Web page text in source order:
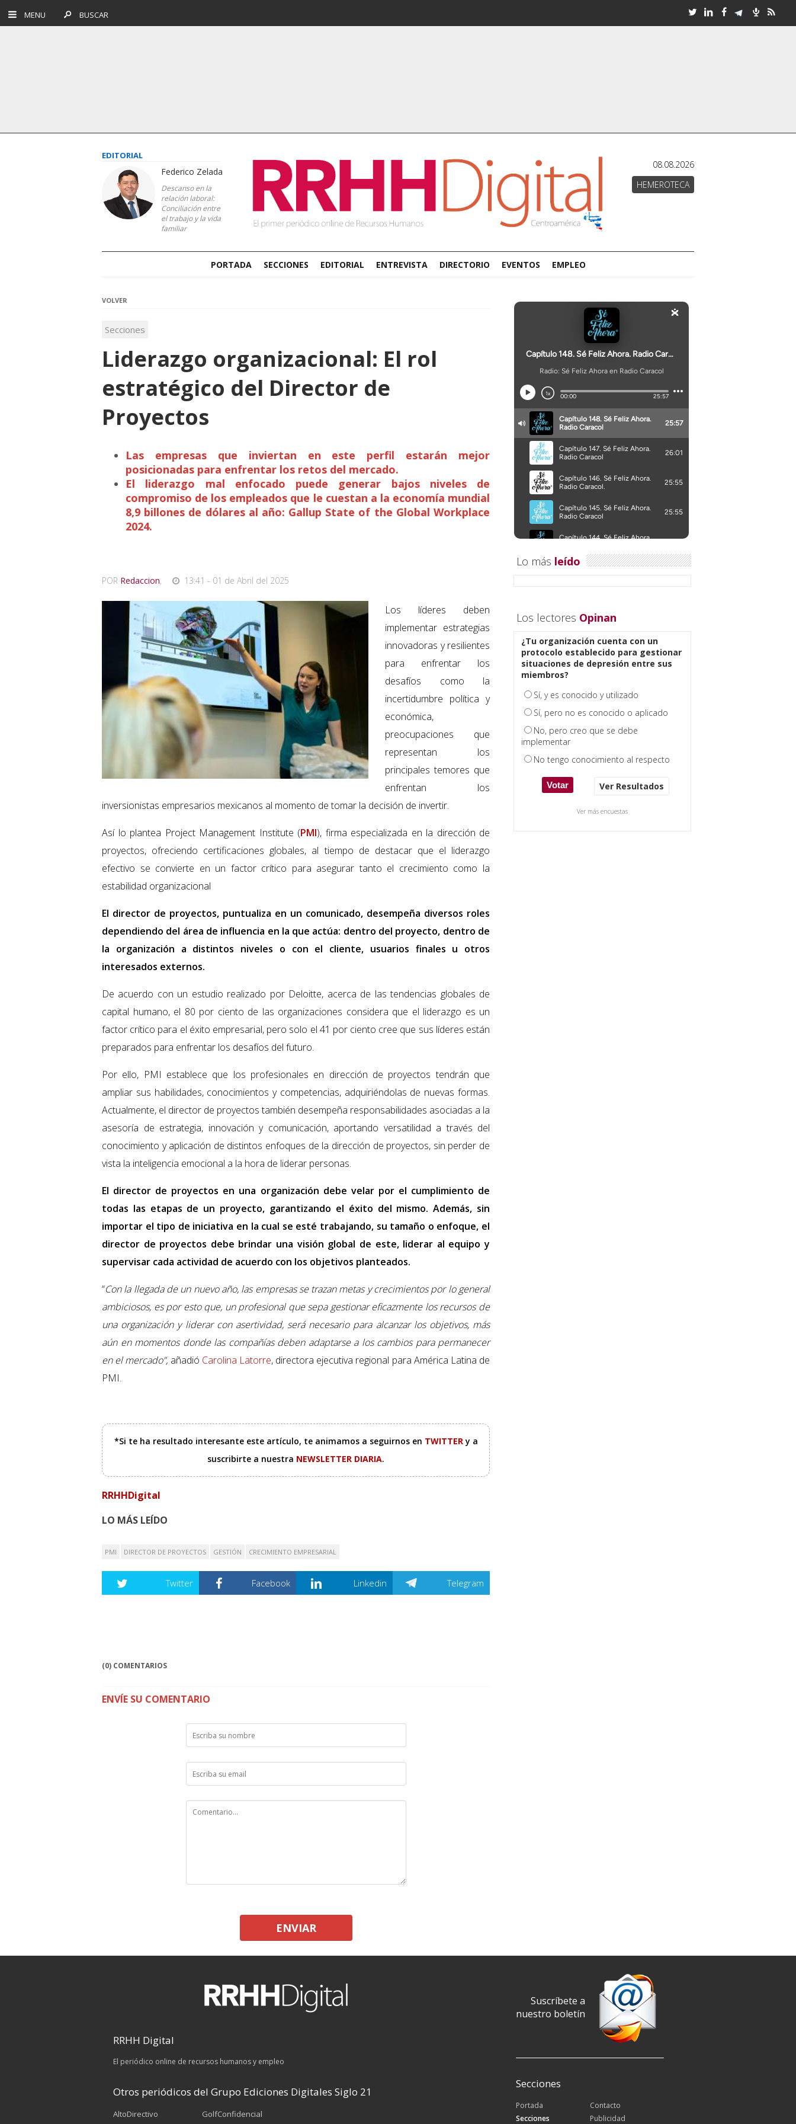
MENU BUSCAR
EDITORIAL
Federico Zelada
Descanso en la
relación laboral:
Conciliación entre
el trabajo y la vida
familiar
08.08.2026
HEMEROTECA
PORTADA SECCIONES EDITORIAL ENTREVISTA DIRECTORIO EVENTOS EMPLEO
VOLVER
Secciones
Liderazgo organizacional: El rol
estratégico del Director de
Proyectos
Las empresas que inviertan en este perfil estarán mejor
posicionadas para enfrentar los retos del mercado.
El liderazgo mal enfocado puede generar bajos niveles de
compromiso de los empleados que le cuestan a la economía mundial
8,9 billones de dólares al año: Gallup State of the Global Workplace
2024.
POR Redaccion, 13:41 - 01 de Abril del 2025
Los líderes deben
implementar estrategias
innovadoras y resilientes
para enfrentar los
desafíos como la
incertidumbre política y
económica,
preocupaciones que
representan los
principales temores que
enfrentan los
inversionistas empresarios mexicanos al momento de tomar la decisión de invertir.
Así lo plantea Project Management Institute (PMI), firma especializada en la dirección de
proyectos, ofreciendo certificaciones globales, al tiempo de destacar que el liderazgo
efectivo se convierte en un factor crítico para asegurar tanto el crecimiento como la
estabilidad organizacional
El director de proyectos, puntualiza en un comunicado, desempeña diversos roles
dependiendo del área de influencia en la que actúa: dentro del proyecto, dentro de
la organización a distintos niveles o con el cliente, usuarios finales u otros
interesados externos.
De acuerdo con un estudio realizado por Deloitte, acerca de las tendencias globales de
capital humano, el 80 por ciento de las organizaciones considera que el liderazgo es un
factor crítico para el éxito empresarial, pero solo el 41 por ciento cree que sus líderes están
preparados para enfrentar los desafíos del futuro.
Por ello, PMI establece que los profesionales en dirección de proyectos tendrán que
ampliar sus habilidades, conocimientos y competencias, adquiriéndolas de nuevas formas.
Actualmente, el director de proyectos también desempeña responsabilidades asociadas a la
asesoría de estrategia, innovación y comunicación, aportando versatilidad a través del
conocimiento y aplicación de distintos enfoques de la dirección de proyectos, sin perder de
vista la inteligencia emocional a la hora de liderar personas.
El director de proyectos en una organización debe velar por el cumplimiento de
todas las etapas de un proyecto, garantizando el éxito del mismo. Además, sin
importar el tipo de iniciativa en la cual se esté trabajando, su tamaño o enfoque, el
director de proyectos debe brindar una visión global de este, liderar al equipo y
supervisar cada actividad de acuerdo con los objetivos planteados.
“Con la llegada de un nuevo año, las empresas se trazan metas y crecimientos por lo general
ambiciosos, es por esto que, un profesional que sepa gestionar eficazmente los recursos de
una organización y liderar con asertividad, será necesario para alcanzar los objetivos, más
aún en momentos donde las compañías deben adaptarse a los cambios para permanecer
en el mercado”, añadió Carolina Latorre, directora ejecutiva regional para América Latina de
PMI.
*Si te ha resultado interesante este artículo, te animamos a seguirnos en TWITTERy a
suscribirte a nuestra NEWSLETTER DIARIA.
RRHHDigital
LO MÁS LEÍDO
PMI DIRECTOR DE PROYECTOS GESTIÓN CRECIMIENTO EMPRESARIAL
Twitter Facebook Linkedin Telegram
(0) COMENTARIOS
ENVÍE SU COMENTARIO
ENVIAR
Lo más leído
Los lectores Opinan
¿Tu organización cuenta con un
protocolo establecido para gestionar
situaciones de depresión entre sus
miembros?
Sí, y es conocido y utilizado
Sí, pero no es conocido o aplicado
No, pero creo que se debe
implementar
No tengo conocimiento al respecto
Ver Resultados
Ver más encuestas
RRHH Digital
El periódico online de recursos humanos y empleo
Otros periódicos del Grupo Ediciones Digitales Siglo 21
AltoDirectivo
GolfConfidencial
Suscríbete a
nuestro boletín
Secciones
Portada
Secciones
Contacto
Publicidad